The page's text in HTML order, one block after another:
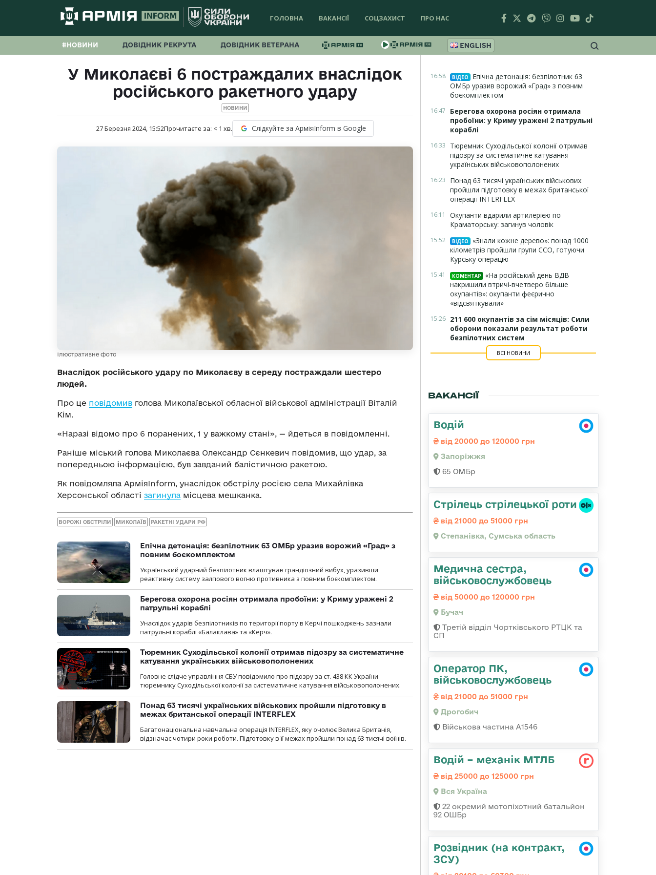
ГОЛОВНА ВАКАНСІЇ СОЦЗАХИСТ ПРО НАС
#НОВИНИ ДОВІДНИК РЕКРУТА ДОВІДНИК ВЕТЕРАНА ENGLISH
У Миколаєві 6 постраждалих внаслідок
російського ракетного удару
НОВИНИ
27 Березня 2024, 15:52Прочитаєте за: < 1 хв. Слідкуйте за АрміяInform в Google
Ілюстративне фото
Внаслідок російського удару по Миколаєву в середу постраждали шестеро
людей.
Про це повідомив голова Миколаївської обласної військової адміністрації Віталій
Кім.
«Наразі відомо про 6 поранених, 1 у важкому стані», — йдеться в повідомленні.
Раніше міський голова Миколаєва Олександр Сєнкевич повідомив, що удар, за
попередньою інформацією, був завданий балістичною ракетою.
Як повідомляла АрміяInform, унаслідок обстрілу росією села Михайлівка
Херсонської області загинула місцева мешканка.
ВОРОЖІ ОБСТРІЛИ МИКОЛАЇВ РАКЕТНІ УДАРИ РФ
Епічна детонація: безпілотник 63 ОМБр уразив ворожий «Град» з
повним боєкомплектом
Український ударний безпілотник влаштував грандіозний вибух, уразивши
реактивну систему залпового вогню противника з повним боєкомплектом.
Берегова охорона росіян отримала пробоїни: у Криму уражені 2
патрульні кораблі
Унаслідок ударів безпілотників по території порту в Керчі пошкоджень зазнали
патрульні кораблі «Балаклава» та «Керч».
Тюремник Суходільської колонії отримав підозру за систематичне
катування українських військовополонених
Головне слідче управління СБУ повідомило про підозру за ст. 438 КК України
тюремнику Суходільської колонії за систематичне катування військовополонених.
Понад 63 тисячі українських військових пройшли підготовку в
межах британської операції INTERFLEX
Багатонаціональна навчальна операція INTERFLEX, яку очолює Велика Британія,
відзначає чотири роки роботи. Підготовку в її межах пройшли понад 63 тисячі воїнів.
16:58 ВІДЕО
Епічна детонація: безпілотник 63
ОМБр уразив ворожий «Град» з повним
боєкомплектом
16:47
Берегова охорона росіян отримала
пробоїни: у Криму уражені 2 патрульні
кораблі
16:33
Тюремник Суходільської колонії отримав
підозру за систематичне катування
українських військовополонених
16:23
Понад 63 тисячі українських військових
пройшли підготовку в межах британської
операції INTERFLEX
16:11
Окупанти вдарили артилерією по
Краматорську: загинув чоловік
15:52 ВІДЕО
«Знали кожне дерево»: понад 1000
кілометрів пройшли групи ССО, готуючи
Курську операцію
15:41 КОМЕНТАР
«На російський день ВДВ
накришили втричі-вчетверо більше
окупантів»: окупанти феєрично
«відсвяткували»
15:26 211 600 окупантів за сім місяців: Сили
оборони показали результат роботи
безпілотних систем
ВСІ НОВИНИ
ВАКАНСІЇ
Водій
від 20000 до 120000 грн
Запоріжжя
65 ОМБр
Стрілець стрілецької роти
від 21000 до 51000 грн
Степанівка, Сумська область
Медична сестра,
військовослужбовець
від 50000 до 120000 грн
Бучач
Третій відділ Чортківського РТЦК та
СП
Оператор ПК,
військовослужбовець
від 21000 до 51000 грн
Дрогобич
Військова частина А1546
Водій – механік МТЛБ
від 25000 до 125000 грн
Вся Україна
22 окремий мотопіхотний батальйон
92 ОШБр
Розвідник (на контракт,
ЗСУ)